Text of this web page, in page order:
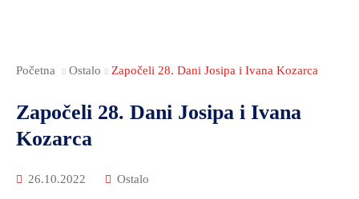
Početna Ostalo Započeli 28. Dani Josipa i Ivana Kozarca
Započeli 28. Dani Josipa i Ivana
Kozarca
26.10.2022 Ostalo